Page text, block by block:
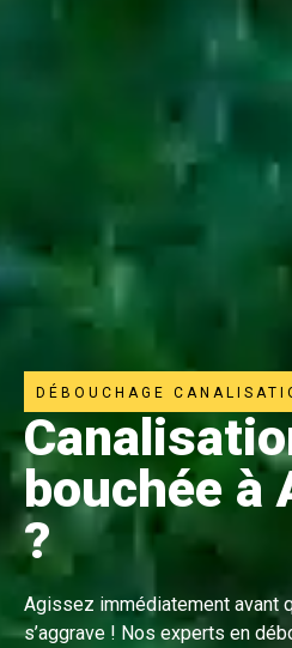
DÉBOUCHAGE
bouchée à
?
Agissez immédiatement avant
s’aggrave ! Nos experts en